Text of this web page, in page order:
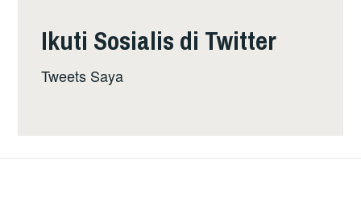
Ikuti Sosialis di Twitter
Tweets Saya